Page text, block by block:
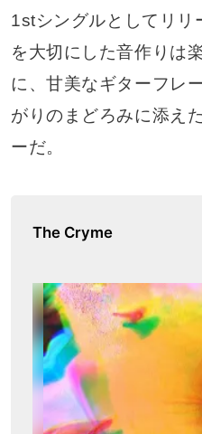
1stシングルとしてリリ
を大切にした音作りは
に、甘美なギターフレ
がりのまどろみに添え
ーだ。
The Cryme